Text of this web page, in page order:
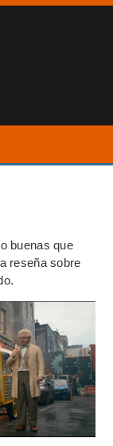
buenas que
reseña sobre